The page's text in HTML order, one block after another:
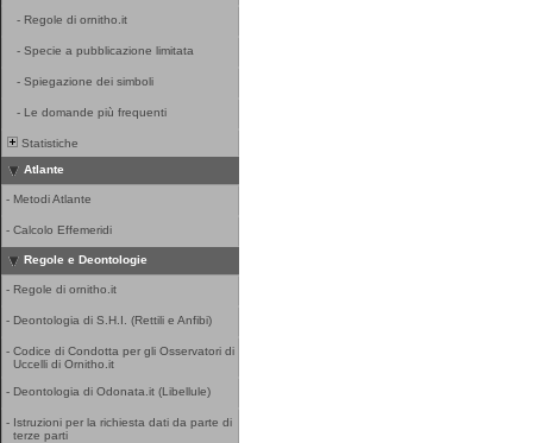
- Regole di ornitho.it
- Specie a pubblicazione limitata
- Spiegazione dei simboli
- Le domande più frequenti
Statistiche
Atlante
- Metodi Atlante
- Calcolo Effemeridi
Regole e Deontologie
- Regole di ornitho.it
- Deontologia di S.H.I. (Rettili e Anfibi)
- Codice di Condotta per gli Osservatori di
Uccelli di Ornitho.it
- Deontologia di Odonata.it (Libellule)
- Istruzioni per la richiesta dati da parte di
terze parti